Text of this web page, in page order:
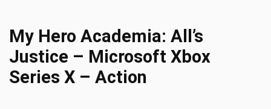
My Hero Academia: All’s
Justice – Microsoft Xbox
Series X – Action